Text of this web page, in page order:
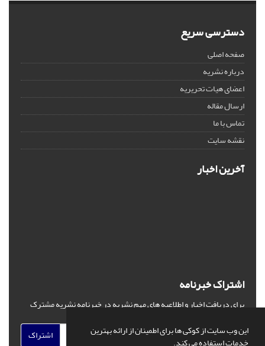
این وب سایت از کوکی ها برای اطمینان از ارائه بهترین
خدمات استفاده می کند.
دسترسی سریع
صفحه اصلی
درباره نشریه
اعضای هیات تحریریه
ارسال مقاله
تماس با ما
نقشه سایت
آخرین اخبار
اشتراک خبرنامه
برای دریافت اخبار و اطلاعیه های مهم نشریه در خبرنامه نشریه مشترک
اشتراک